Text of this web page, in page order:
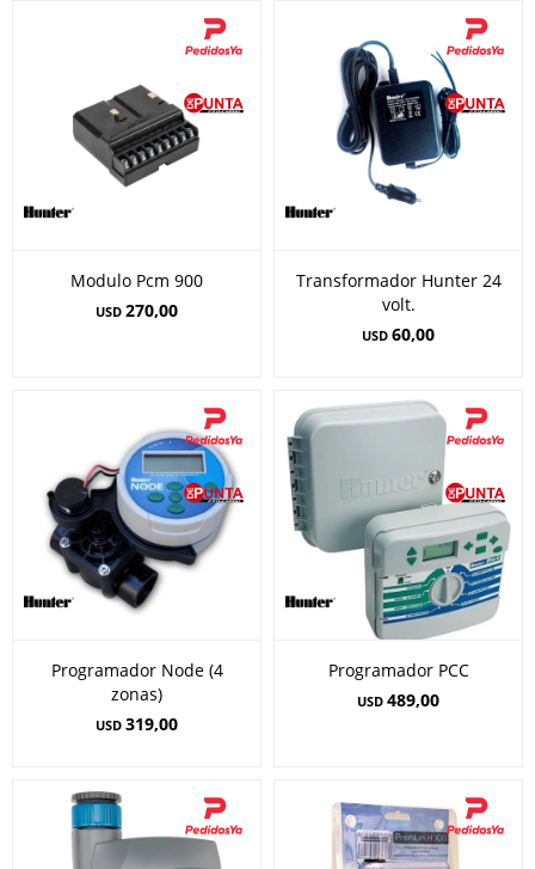
Modulo Pcm 900
USD 270,00
Transformador Hunter 24
volt.
USD 60,00
Programador Node (4
zonas)
USD 319,00
Programador PCC
USD 489,00